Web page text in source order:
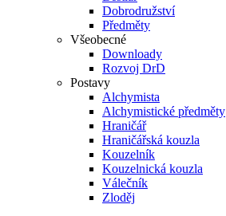
Dobrodružství
Předměty
Všeobecné
Downloady
Rozvoj DrD
Postavy
Alchymista
Alchymistické předměty
Hraničář
Hraničářská kouzla
Kouzelník
Kouzelnická kouzla
Válečník
Zloděj